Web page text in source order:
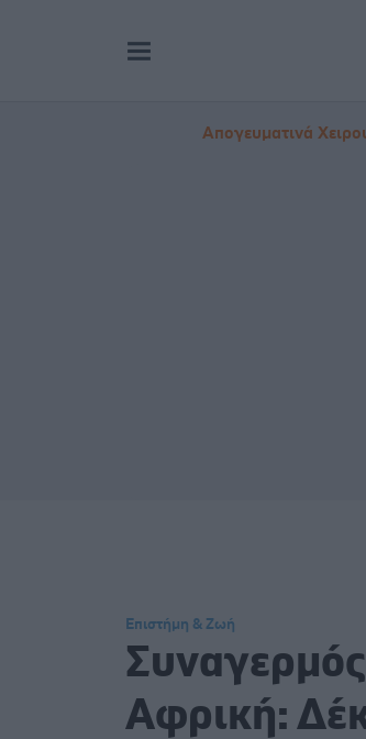
Απογευματινά
Επιστήμη & Ζωή
Αφρική: